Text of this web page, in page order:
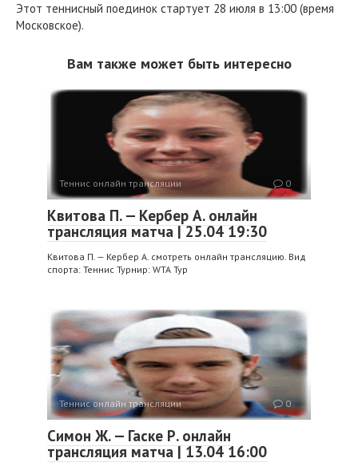
Этот теннисный поединок стартует 28 июля в 13:00 (время
Московское).
Вам также может быть интересно
Теннис онлайн трансляции 0
Квитова П. — Кербер А. онлайн
трансляция матча | 25.04 19:30
Квитова П. — Кербер А. смотреть онлайн трансляцию. Вид
спорта: Теннис Турнир: WTA Тур
Теннис онлайн трансляции 0
Симон Ж. — Гаске Р. онлайн
трансляция матча | 13.04 16:00